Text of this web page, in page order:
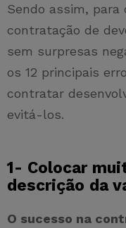
Sendo assim, para
contratação de
sem surpresas
os 12 principais
contratar
evitá-los.
1- Colocar
descrição da
O sucesso na